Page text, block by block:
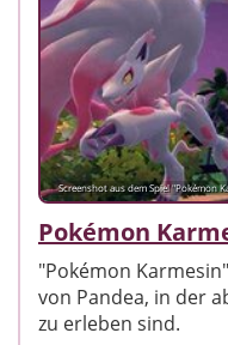
Screenshot aus dem Spiel "Pokémon
Pokémon
"Pokémon
von Pandea, in der
zu erleben sind.